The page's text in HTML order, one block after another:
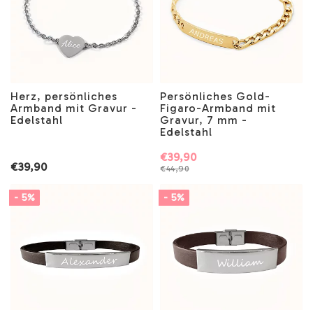
Herz, persönliches
Armband mit Gravur -
Edelstahl
€39,90
Persönliches Gold-
Figaro-Armband mit
Gravur, 7 mm -
Edelstahl
€44,90
€39,90
- 5% - 5%